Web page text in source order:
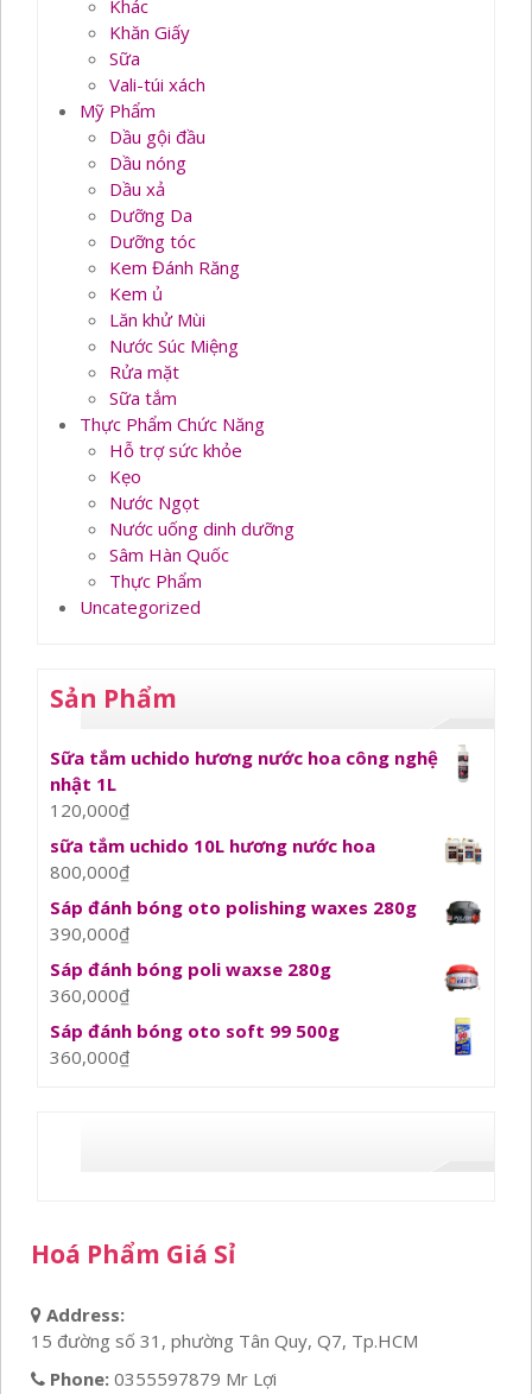
Khác
Khăn Giấy
Sữa
Vali-túi xách
Mỹ Phẩm
Dầu gội đầu
Dầu nóng
Dầu xả
Dưỡng Da
Dưỡng tóc
Kem Đánh Răng
Kem ủ
Lăn khử Mùi
Nước Súc Miệng
Rửa mặt
Sữa tắm
Thực Phẩm Chức Năng
Hỗ trợ sức khỏe
Kẹo
Nước Ngọt
Nước uống dinh dưỡng
Sâm Hàn Quốc
Thực Phẩm
Uncategorized
Sản Phẩm
Sữa tắm uchido hương nước hoa công nghệ
nhật 1L
120,000₫
sữa tắm uchido 10L hương nước hoa
800,000₫
Sáp đánh bóng oto polishing waxes 280g
390,000₫
Sáp đánh bóng poli waxse 280g
360,000₫
Sáp đánh bóng oto soft 99 500g
360,000₫
Hoá Phẩm Giá Sỉ
Address:
15 đường số 31, phường Tân Quy, Q7, Tp.HCM
Phone: 0355597879 Mr Lợi